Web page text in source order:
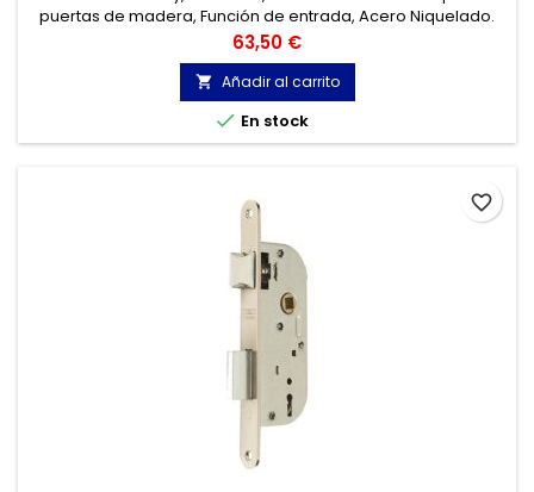
puertas de madera, Función de entrada, Acero Niquelado.
Precio
63,50 €
 Añadir al carrito
 En stock
favorite_border